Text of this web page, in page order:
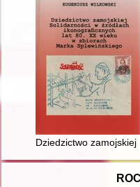
Dziedzictwo